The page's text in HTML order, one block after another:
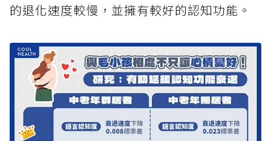
的退化速度較慢，並擁有較好的認知功能。